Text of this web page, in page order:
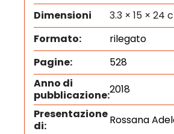
Dimensioni
3.3 × 15 × 24
Formato:
rilegato
Pagine:
528
Anno di
pubblicazione:2018
Presentazione
di:
Rossana